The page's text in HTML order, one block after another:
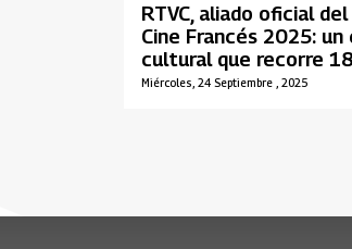
Miércoles, 24 Septiembre , 2025
RTVC, aliado oficial
Cine Francés 2025:
cultural que recorre
Colombia